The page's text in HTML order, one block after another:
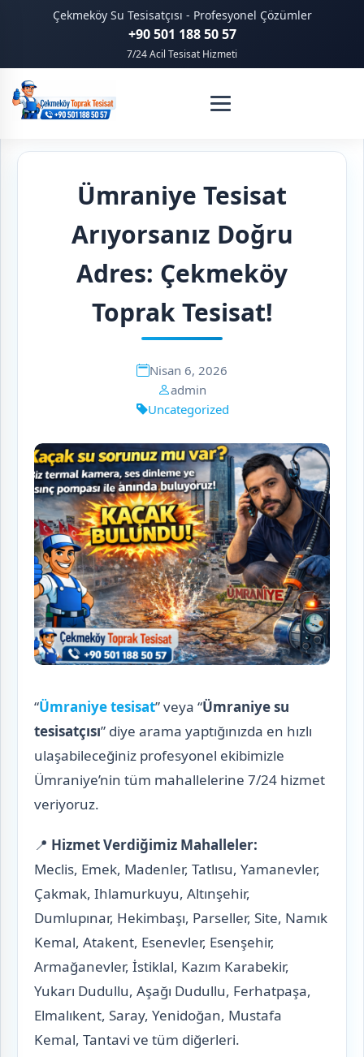
Çekmeköy Su Tesisatçısı - Profesyonel Çözümler
+90 501 188 50 57
7/24 Acil Tesisat Hizmeti
Ümraniye Tesisat
Arıyorsanız Doğru
Adres: Çekmeköy
Toprak Tesisat!
Nisan 6, 2026
admin
Uncategorized
“Ümraniye tesisat” veya “Ümraniye su
tesisatçısı” diye arama yaptığınızda en hızlı
ulaşabileceğiniz profesyonel ekibimizle
Ümraniye’nin tüm mahallelerine 7/24 hizmet
veriyoruz.
📍 Hizmet Verdiğimiz Mahalleler:
Meclis, Emek, Madenler, Tatlısu, Yamanevler,
Çakmak, Ihlamurkuyu, Altınşehir,
Dumlupınar, Hekimbaşı, Parseller, Site, Namık
Kemal, Atakent, Esenevler, Esenşehir,
Armağanevler, İstiklal, Kazım Karabekir,
Yukarı Dudullu, Aşağı Dudullu, Ferhatpaşa,
Elmalıkent, Saray, Yenidoğan, Mustafa
Kemal, Tantavi ve tüm diğerleri.